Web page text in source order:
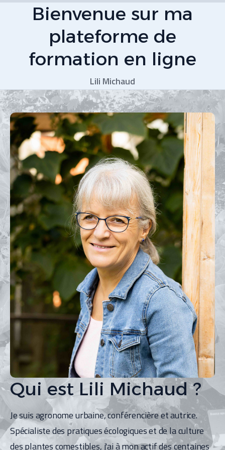
Bienvenue sur ma
plateforme de
formation en ligne
Lili Michaud
Qui est Lili Michaud ?
Je suis agronome urbaine, conférencière et autrice.
Spécialiste des pratiques écologiques et de la culture
des plantes comestibles, j'ai à mon actif des centaines